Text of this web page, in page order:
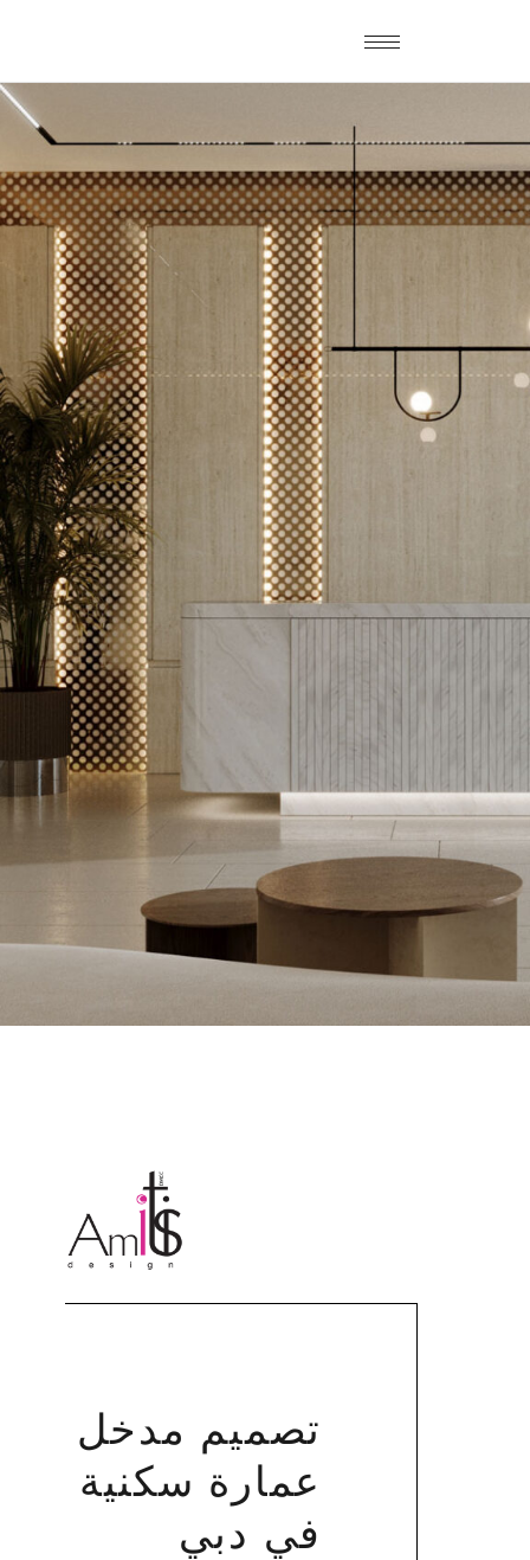
تصميم مدخل
عمارة سكنية
في دبي